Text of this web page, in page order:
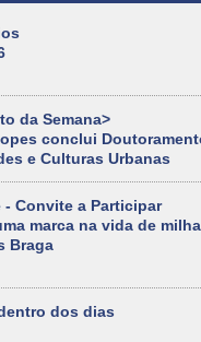
da Semana>
conclui
e Culturas Urbanas
- Convite a Participar
marca na vida de
Braga
dos dias